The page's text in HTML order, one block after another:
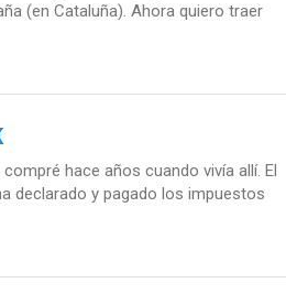
(en Cataluña). Ahora quiero traer
hace años cuando vivía allí. El
declarado y pagado los impuestos